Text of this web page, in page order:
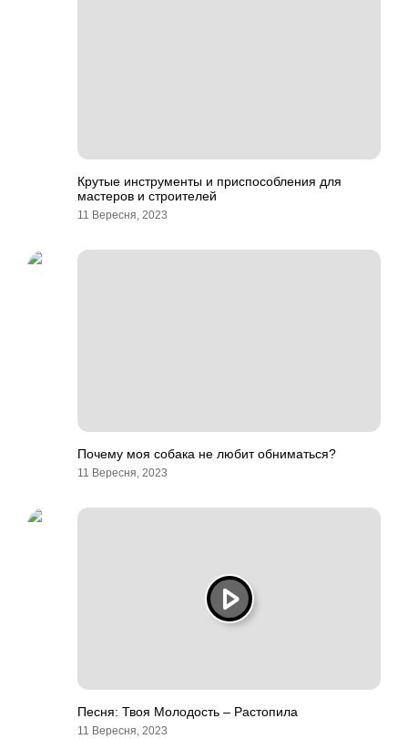
Крутые инструменты и приспособления для
мастеров и строителей
11 Вересня, 2023
Почему моя собака не любит обниматься?
11 Вересня, 2023
Песня: Твоя Молодость – Растопила
11 Вересня, 2023